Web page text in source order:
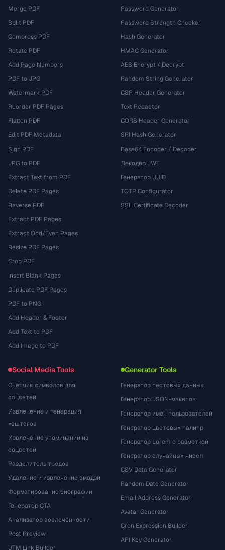
Merge PDF
Split PDF
Compress PDF
Rotate PDF
Add Page Numbers
PDF to JPG
Watermark PDF
Reorder PDF Pages
Flatten PDF
Edit PDF Metadata
Sign PDF
JPG to PDF
Extract Text from PDF
Delete PDF Pages
Reverse PDF
Extract PDF Pages
Extract Odd/Even Pages
Resize PDF Pages
Crop PDF
Insert Blank Pages
Duplicate PDF Pages
PDF to PNG
Add Header & Footer
Add Text to PDF
Add Image to PDF
Password Generator
Password Strength Checker
Hash Generator
HMAC Generator
AES Encrypt / Decrypt
Random String Generator
CSP Header Generator
Text Redactor
CORS Header Generator
SRI Hash Generator
Base64 Encoder / Decoder
Декодер JWT
Генератор UUID
TOTP Configurator
SSL Certificate Decoder
Social Media Tools
Счётчик символов для
соцсетей
Извлечение и генерация
хэштегов
Извлечение упоминаний из
соцсетей
Разделитель тредов
Удаление и извлечение эмодзи
Форматирование биографии
Генератор CTA
Анализатор вовлечённости
Post Preview
UTM Link Builder
Generator Tools
Генератор тестовых данных
Генератор JSON-макетов
Генератор имён пользователей
Генератор цветовых палитр
Генератор Lorem с разметкой
Генератор случайных чисел
CSV Data Generator
Random Date Generator
Email Address Generator
Avatar Generator
Cron Expression Builder
API Key Generator